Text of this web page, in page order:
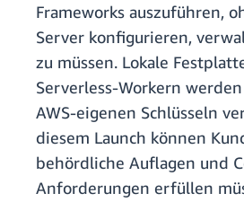
Frameworks auszuführen,
Server konfigurieren,
zu müssen. Lokale
Serverless-Workern
AWS-eigenen Schlüsseln
diesem Launch können
behördliche Auflagen und
Anforderungen erfüllen